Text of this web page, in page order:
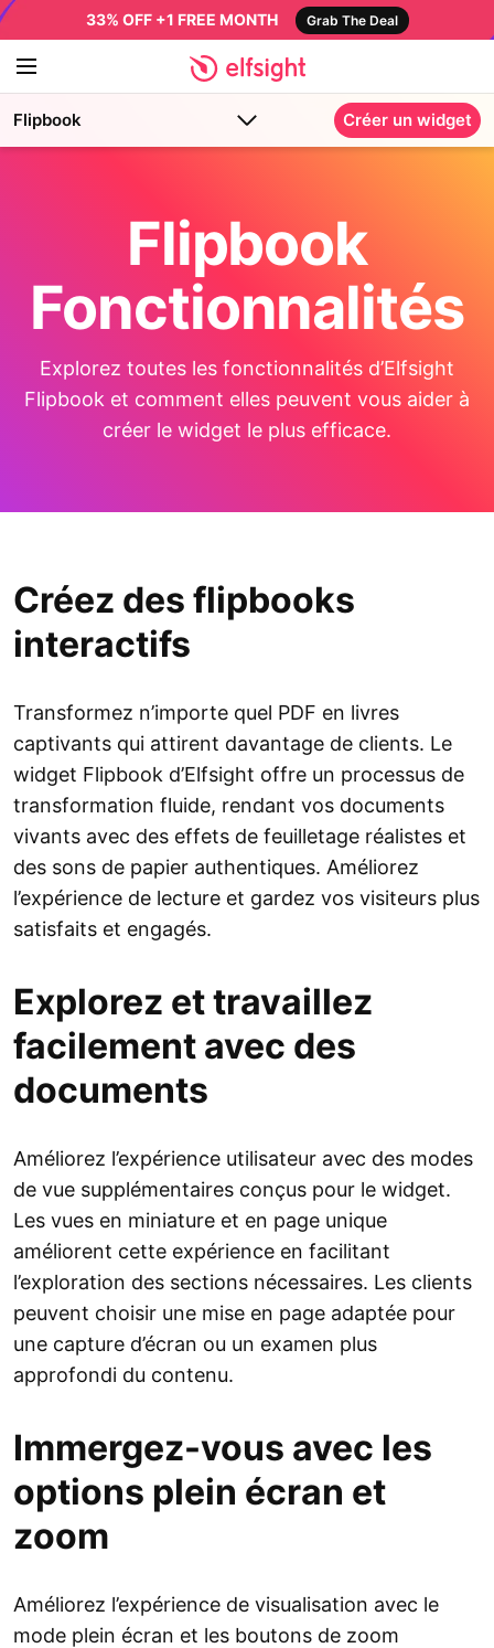
33% OFF +1 FREE MONTH Grab The Deal
Flipbook Créer un widget
Flipbook
Fonctionnalités
Explorez toutes les fonctionnalités d’Elfsight
Flipbook et comment elles peuvent vous aider à
créer le widget le plus efficace.
Créez des flipbooks
interactifs
Transformez n’importe quel PDF en livres
captivants qui attirent davantage de clients. Le
widget Flipbook d’Elfsight offre un processus de
transformation fluide, rendant vos documents
vivants avec des effets de feuilletage réalistes et
des sons de papier authentiques. Améliorez
l’expérience de lecture et gardez vos visiteurs plus
satisfaits et engagés.
Explorez et travaillez
facilement avec des
documents
Améliorez l’expérience utilisateur avec des modes
de vue supplémentaires conçus pour le widget.
Les vues en miniature et en page unique
améliorent cette expérience en facilitant
l’exploration des sections nécessaires. Les clients
peuvent choisir une mise en page adaptée pour
une capture d’écran ou un examen plus
approfondi du contenu.
Immergez-vous avec les
options plein écran et
zoom
Améliorez l’expérience de visualisation avec le
mode plein écran et les boutons de zoom